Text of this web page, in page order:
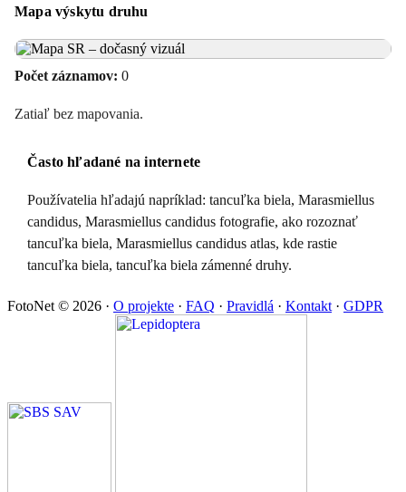
Mapa výskytu druhu
Počet záznamov: 0
Zatiaľ bez mapovania.
Často hľadané na internete
Používatelia hľadajú napríklad: tancuľka biela, Marasmiellus
candidus, Marasmiellus candidus fotografie, ako rozoznať
tancuľka biela, Marasmiellus candidus atlas, kde rastie
tancuľka biela, tancuľka biela zámenné druhy.
FotoNet © 2026 · O projekte · FAQ · Pravidlá · Kontakt · GDPR